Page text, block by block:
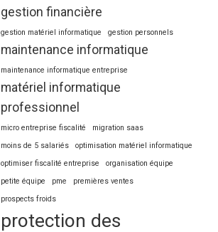
gestion financière
gestion matériel informatique gestion personnels
maintenance informatique
maintenance informatique entreprise
matériel informatique
professionnel
micro entreprise fiscalité
migration saas
moins de 5 salariés
optimisation matériel informatique
optimiser fiscalité entreprise
organisation équipe
petite équipe
pme
premières ventes
prospects froids
protection des